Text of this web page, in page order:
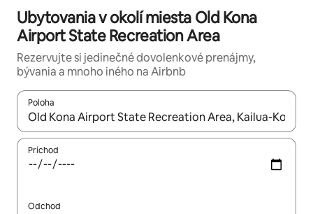
Ubytovania v okolí miesta Old Kona
Airport State Recreation Area
Rezervujte si jedinečné dovolenkové prenájmy,
bývania a mnoho iného na Airbnb
Poloha
Keď budú výsledky k dispozícii, môžete si ich prechádzať
Príchod
Odchod